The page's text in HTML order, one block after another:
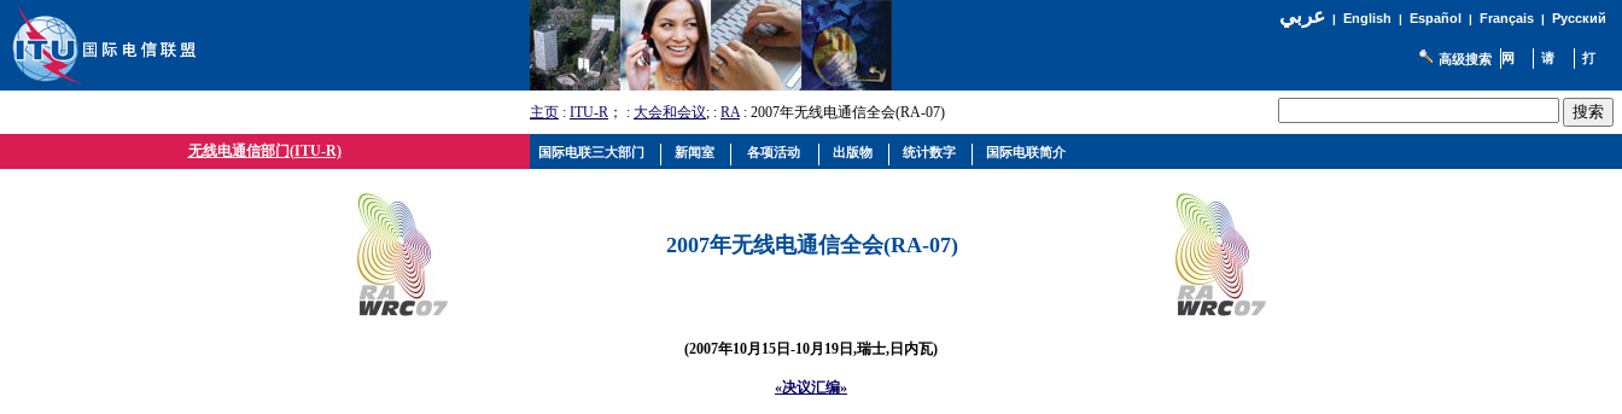
عربي| English | Español | Français| Русский
高级搜索
主页 : ITU-R ； : 大会和会议; : RA: 2007年无线电通信全会(RA-07)
无线电通信部门(ITU-R)
2007年无线电通信全会(RA-07)
(2007年10月15日-10月19日,瑞士,日内瓦)
«决议汇编»
国际电联三大部门 新闻室 各项活动 出版物 统计数字 国际电联简介